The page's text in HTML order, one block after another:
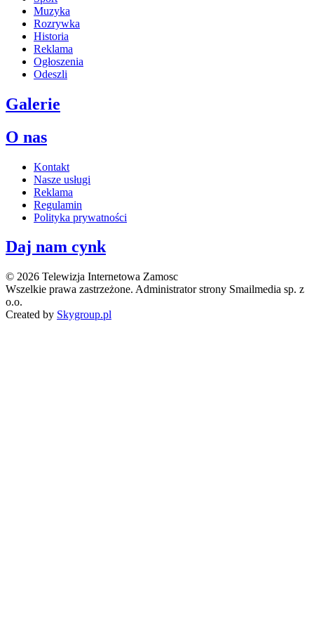
Muzyka
Rozrywka
Historia
Reklama
Ogłoszenia
Odeszli
Galerie
O nas
Kontakt
Nasze usługi
Reklama
Regulamin
Polityka prywatności
Daj nam cynk
© 2026 Telewizja Internetowa Zamosc
Wszelkie prawa zastrzeżone. Administrator strony Smailmedia sp. z
o.o.
Created by Skygroup.pl